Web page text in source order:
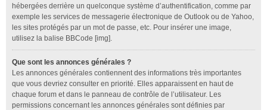
hébergées derrière un quelconque système d’authentification, comme par
exemple les services de messagerie électronique de Outlook ou de Yahoo,
les sites protégés par un mot de passe, etc. Pour insérer une image,
utilisez la balise BBCode [img].
Que sont les annonces générales ?
Les annonces générales contiennent des informations très importantes
que vous devriez consulter en priorité. Elles apparaissent en haut de
chaque forum et dans le panneau de contrôle de l’utilisateur. Les
permissions concernant les annonces générales sont définies par